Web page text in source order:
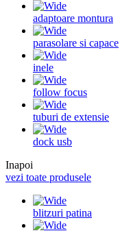
adaptoare montura
parasolare si capace
inele
follow focus
tuburi de extensie
dock usb
Inapoi
vezi toate produsele
blitzuri patina